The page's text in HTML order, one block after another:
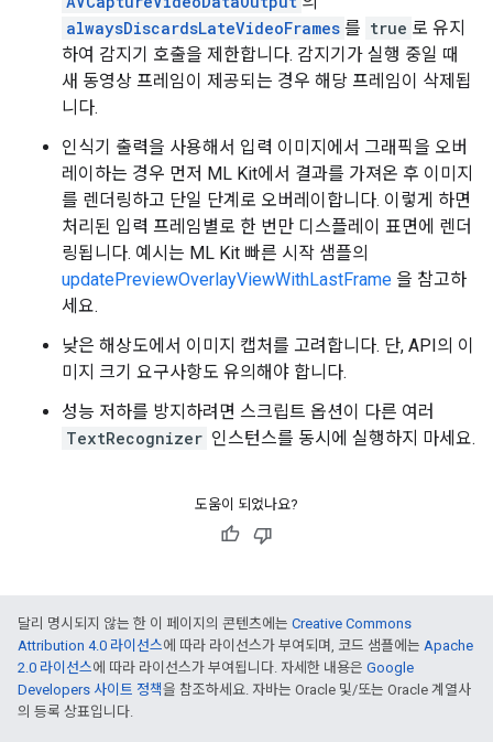
alwaysDiscardsLateVideoFrames 를 true 로 유지
하여 감지기 호출을 제한합니다. 감지기가 실행 중일 때
새 동영상 프레임이 제공되는 경우 해당 프레임이 삭제됩
니다.
인식기 출력을 사용해서 입력 이미지에서 그래픽을 오버
레이하는 경우 먼저 ML Kit에서 결과를 가져온 후 이미지
를 렌더링하고 단일 단계로 오버레이합니다. 이렇게 하면
처리된 입력 프레임별로 한 번만 디스플레이 표면에 렌더
링됩니다. 예시는 ML Kit 빠른 시작 샘플의
updatePreviewOverlayViewWithLastFrame 을 참고하
세요.
낮은 해상도에서 이미지 캡처를 고려합니다. 단, API의 이
미지 크기 요구사항도 유의해야 합니다.
성능 저하를 방지하려면 스크립트 옵션이 다른 여러
TextRecognizer 인스턴스를 동시에 실행하지 마세요.
도움이 되었나요?
달리 명시되지 않는 한 이 페이지의 콘텐츠에는 Creative Commons
Attribution 4.0 라이선스에 따라 라이선스가 부여되며, 코드 샘플에는 Apache
2.0 라이선스에 따라 라이선스가 부여됩니다. 자세한 내용은 Google
Developers 사이트 정책을 참조하세요. 자바는 Oracle 및/또는 Oracle 계열사
의 등록 상표입니다.